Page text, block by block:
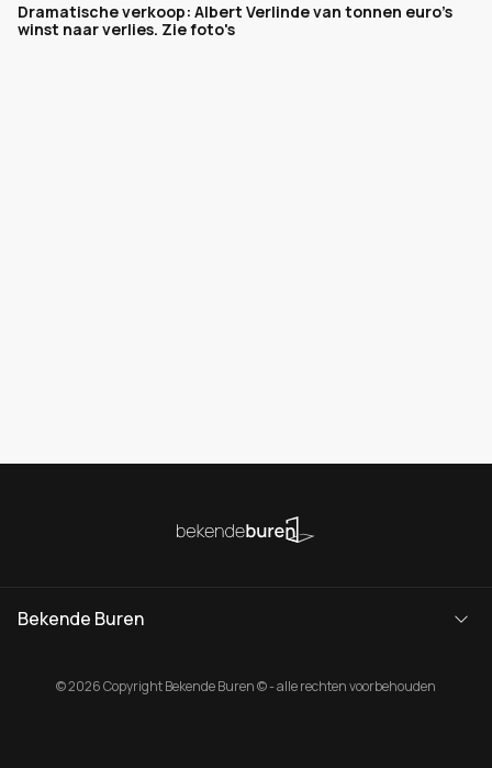
Dramatische verkoop: Albert Verlinde van tonnen euro's
winst naar verlies. Zie foto's
Bekende Buren
© 2026 Copyright Bekende Buren © - alle rechten voorbehouden